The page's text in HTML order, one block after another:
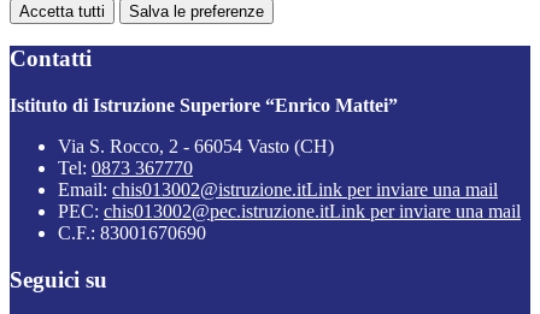
Accetta tutti Salva le preferenze
Contatti
Istituto di Istruzione Superiore “Enrico Mattei”
Via S. Rocco, 2 - 66054 Vasto (CH)
Tel: 0873 367770
Email: chis013002@istruzione.itLink per inviare una mail
PEC: chis013002@pec.istruzione.itLink per inviare una mail
C.F.: 83001670690
Seguici su